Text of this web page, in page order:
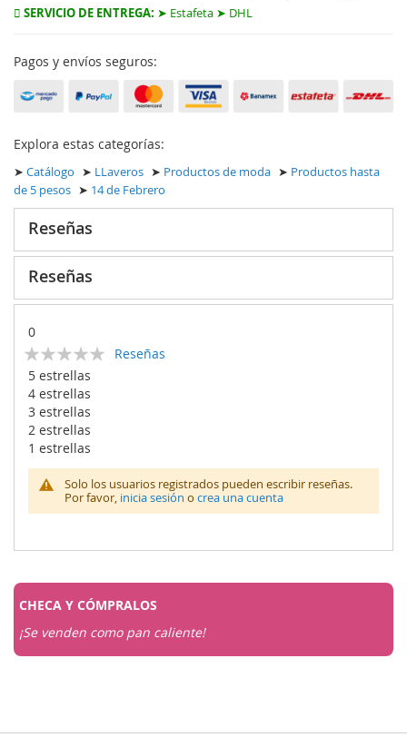
SERVICIO DE ENTREGA: ➤ Estafeta ➤ DHL
Pagos y envíos seguros:
Explora estas categorías:
➤ Catálogo ➤ LLaveros ➤ Productos de moda ➤ Productos hasta
de 5 pesos ➤ 14 de Febrero
Reseñas
Reseñas
0
Calificación:
% of100
Reseñas
5 estrellas
4 estrellas
3 estrellas
2 estrellas
1 estrellas
Solo los usuarios registrados pueden escribir reseñas.
Por favor, inicia sesión o crea una cuenta
CHECA Y CÓMPRALOS
¡Se venden como pan caliente!